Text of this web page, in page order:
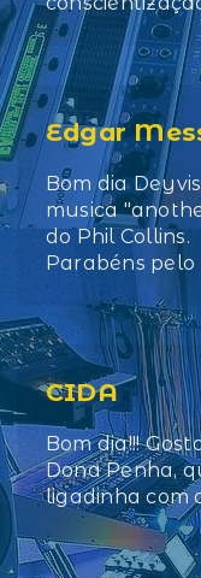
Edgar
Bom dia
musica
do Phil Collins.
Parabéns
CIDA
Bom dia!!!
Dona Penha,
ligadinha com